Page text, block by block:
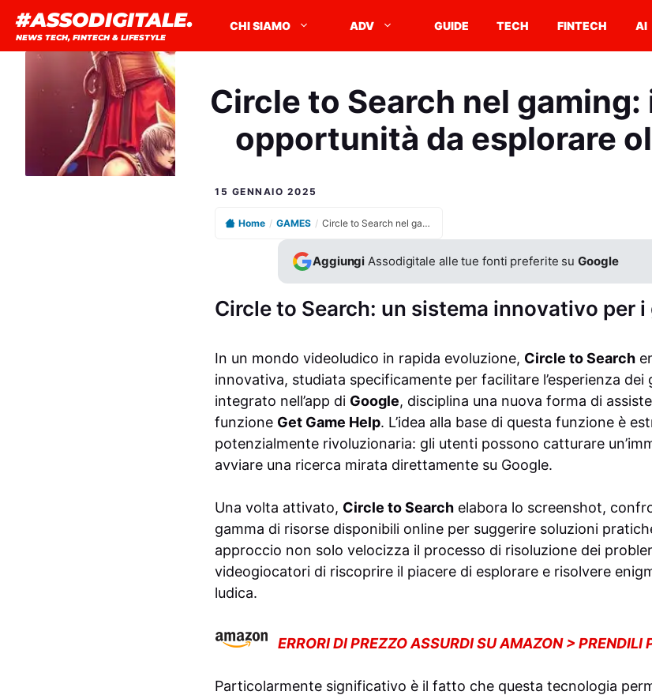
contenuto
#ASSODIGITALE.
NEWS TECH, FINTECH & LIFESTYLE
CHI SIAMO ADV GUIDE TECH FINTECH AI
Circle to Search nel
opportunità da esplorare
15 GENNAIO 2025
Home / GAMES / Circle to Search nel gaming: innovazioni e opportunità da esplorare oltre i confini
Aggiungi Assodigitale alle tue fonti preferite suGoogle
Circle to Search: un sistema innovativo per i
In un mondo videoludico in rapida evoluzione, Circle to Search
innovativa, studiata specificamente per facilitare l’esperienza
integrato nell’app di Google, disciplina una nuova forma di
funzione Get Game Help. L’idea alla base di questa funzione è
potenzialmente rivoluzionaria: gli utenti possono catturare
avviare una ricerca mirata direttamente su Google.
Una volta attivato, Circle to Search elabora lo screenshot,
gamma di risorse disponibili online per suggerire soluzioni
approccio non solo velocizza il processo di risoluzione dei
videogiocatori di riscoprire il piacere di esplorare e risolvere
ludica.
ERRORI DI PREZZO ASSURDI SU AMAZON > PRENDILI
Particolarmente significativo è il fatto che questa tecnologia